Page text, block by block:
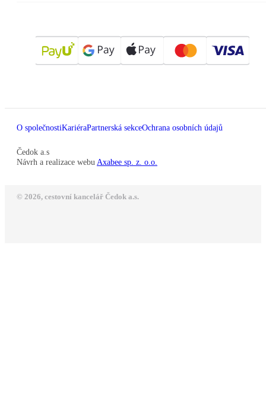
O společnostiKariéraPartnerská sekceOchrana osobních údajů
Čedok a.s
Návrh a realizace webu Axabee sp. z. o.o.
© 2026, cestovní kancelář Čedok a.s.